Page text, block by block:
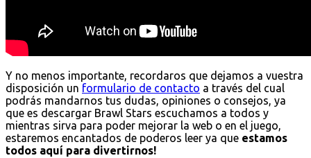
Y no menos importante, recordaros que dejamos a vuestra
disposición un formulario de contacto a través del cual
podrás mandarnos tus dudas, opiniones o consejos, ya
que es descargar Brawl Stars escuchamos a todos y
mientras sirva para poder mejorar la web o en el juego,
estaremos encantados de poderos leer ya que estamos
todos aquí para divertirnos!